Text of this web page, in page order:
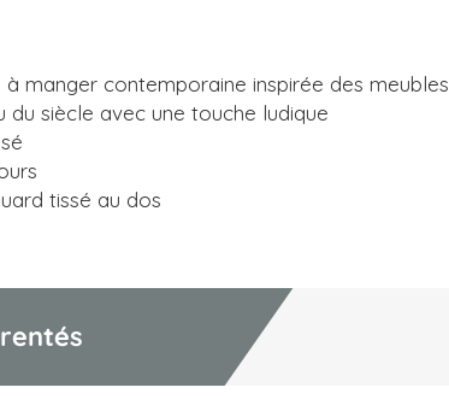
à manger contemporaine inspirée des meubles
du siècle avec une touche ludique
tissé au dos